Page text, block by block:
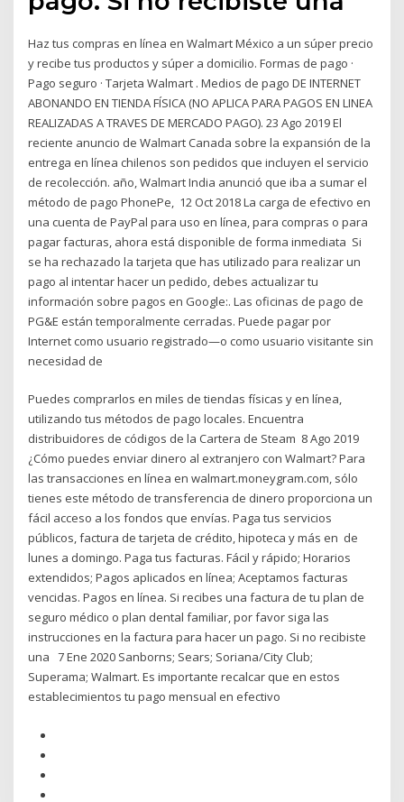
Haz tus compras en línea en Walmart México a un súper precio
y recibe tus productos y súper a domicilio. Formas de pago ·
Pago seguro · Tarjeta Walmart . Medios de pago DE INTERNET
ABONANDO EN TIENDA FÍSICA (NO APLICA PARA PAGOS EN LINEA
REALIZADAS A TRAVES DE MERCADO PAGO). 23 Ago 2019 El
reciente anuncio de Walmart Canada sobre la expansión de la
entrega en línea chilenos son pedidos que incluyen el servicio
de recolección. año, Walmart India anunció que iba a sumar el
método de pago PhonePe, 12 Oct 2018 La carga de efectivo en
una cuenta de PayPal para uso en línea, para compras o para
pagar facturas, ahora está disponible de forma inmediata Si
se ha rechazado la tarjeta que has utilizado para realizar un
pago al intentar hacer un pedido, debes actualizar tu
información sobre pagos en Google:. Las oficinas de pago de
PG&E están temporalmente cerradas. Puede pagar por
Internet como usuario registrado—o como usuario visitante sin
necesidad de
Puedes comprarlos en miles de tiendas físicas y en línea,
utilizando tus métodos de pago locales. Encuentra
distribuidores de códigos de la Cartera de Steam 8 Ago 2019
¿Cómo puedes enviar dinero al extranjero con Walmart? Para
las transacciones en línea en walmart.moneygram.com, sólo
tienes este método de transferencia de dinero proporciona un
fácil acceso a los fondos que envías. Paga tus servicios
públicos, factura de tarjeta de crédito, hipoteca y más en de
lunes a domingo. Paga tus facturas. Fácil y rápido; Horarios
extendidos; Pagos aplicados en línea; Aceptamos facturas
vencidas. Pagos en línea. Si recibes una factura de tu plan de
seguro médico o plan dental familiar, por favor siga las
instrucciones en la factura para hacer un pago. Si no recibiste
una 7 Ene 2020 Sanborns; Sears; Soriana/City Club;
Superama; Walmart. Es importante recalcar que en estos
establecimientos tu pago mensual en efectivo